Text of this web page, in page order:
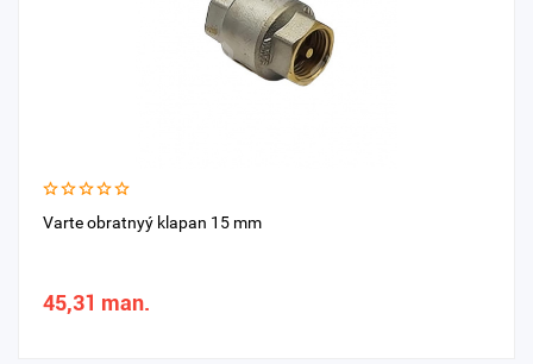
Varte obratnyý klapan 15 mm
45,31 man.